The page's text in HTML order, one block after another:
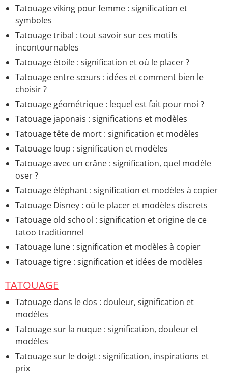
Tatouage viking pour femme : signification et
symboles
Tatouage tribal : tout savoir sur ces motifs
incontournables
Tatouage étoile : signification et où le placer ?
Tatouage entre sœurs : idées et comment bien le
choisir ?
Tatouage géométrique : lequel est fait pour moi ?
Tatouage japonais : significations et modèles
Tatouage tête de mort : signification et modèles
Tatouage loup : signification et modèles
Tatouage avec un crâne : signification, quel modèle
oser ?
Tatouage éléphant : signification et modèles à copier
Tatouage Disney : où le placer et modèles discrets
Tatouage old school : signification et origine de ce
tatoo traditionnel
Tatouage lune : signification et modèles à copier
Tatouage tigre : signification et idées de modèles
TATOUAGE
Tatouage dans le dos : douleur, signification et
modèles
Tatouage sur la nuque : signification, douleur et
modèles
Tatouage sur le doigt : signification, inspirations et
prix